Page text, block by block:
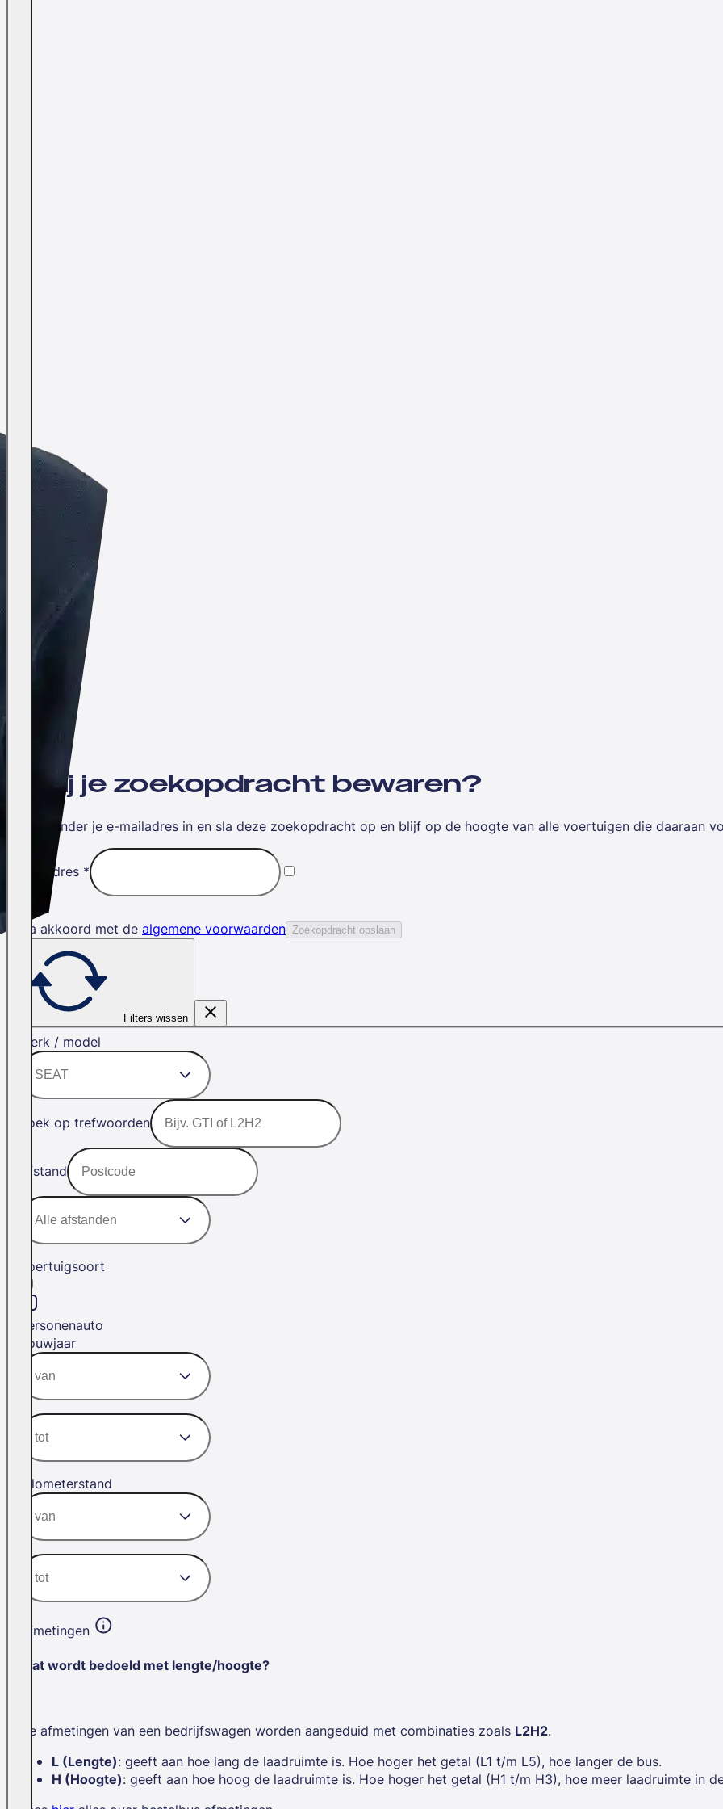
Wil jij je zoekopdracht bewaren?
Vul hieronder je e-mailadres in en sla deze zoekopdracht op en blijf op de hoogte van alle voertuigen die daaraan
E-mailadres *
Ik ga akkoord met de algemene voorwaarden Zoekopdracht opslaan
Filters wissen
Merk / model
Zoek op trefwoorden
Afstand
Voertuigsoort
Personenauto
Bouwjaar
Kilometerstand
Afmetingen
Wat wordt bedoeld met lengte/hoogte?
De afmetingen van een bedrijfswagen worden aangeduid met combinaties zoals L2H2.
L (Lengte): geeft aan hoe lang de laadruimte is. Hoe hoger het getal (L1 t/m L5), hoe langer de bus.
H (Hoogte): geeft aan hoe hoog de laadruimte is. Hoe hoger het getal (H1 t/m H3), hoe meer laadruimte in